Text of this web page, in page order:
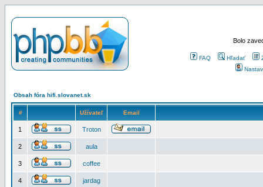
Bolo
FAQ Hľadať
Obsah fóra hifi.slovanet.sk
# Užívateľ Email
1 Troton
2 aula
3 coffee
4 jardag